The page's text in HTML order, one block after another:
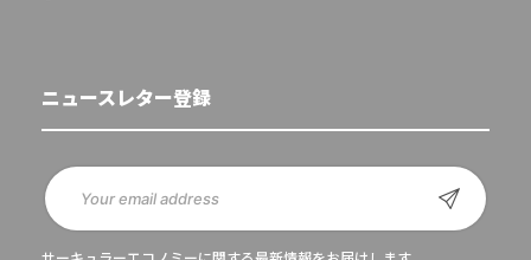
ニュースレター登録